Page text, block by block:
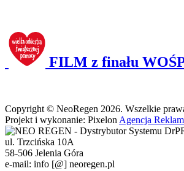
FILM z finału
Copyright © NeoRegen 2026. Wszelkie
Projekt i wykonanie: Pixelon Agencja
ul. Trzcińska 10A
58-506 Jelenia Góra
e-mail: info [@] neoregen.pl